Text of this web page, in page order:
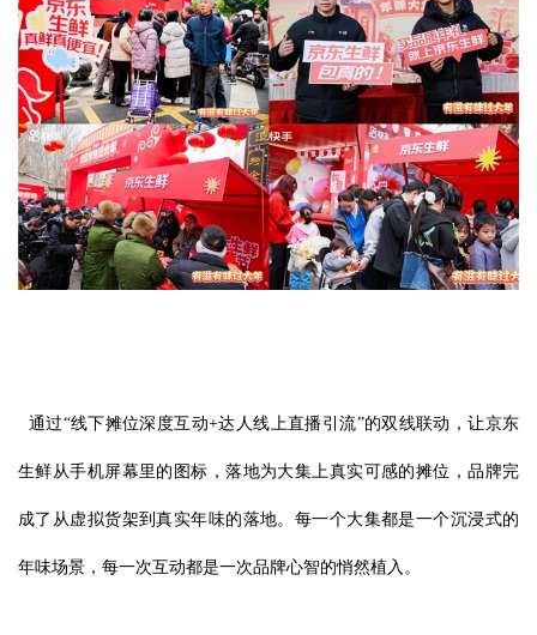
通过“线下摊位深度互动+达人线上直播引流”的双线联动，让京东
生鲜从手机屏幕里的图标，落地为大集上真实可感的摊位，品牌完
成了从虚拟货架到真实年味的落地。每一个大集都是一个沉浸式的
年味场景，每一次互动都是一次品牌心智的悄然植入。